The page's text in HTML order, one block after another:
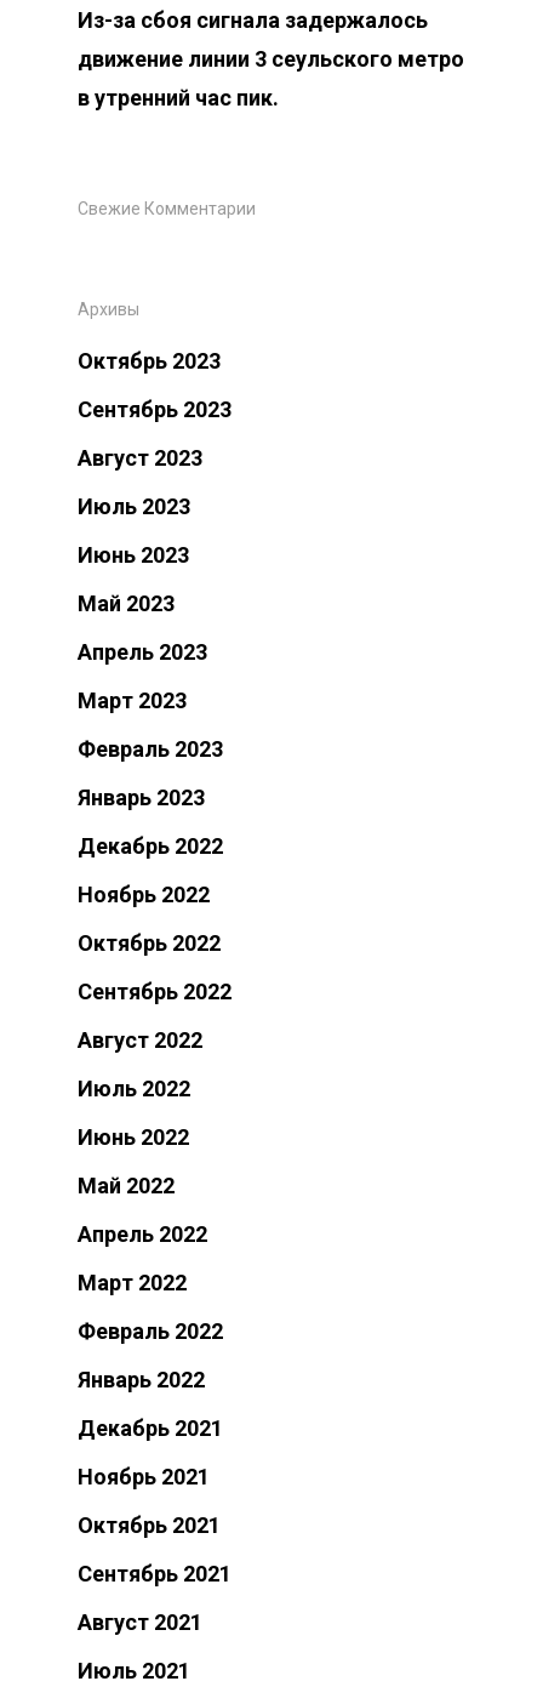
Из-за сбоя сигнала задержалось
движение линии 3 сеульского метро
в утренний час пик.
Свежие Комментарии
Архивы
Октябрь 2023
Сентябрь 2023
Август 2023
Июль 2023
Июнь 2023
Май 2023
Апрель 2023
Март 2023
Февраль 2023
Январь 2023
Декабрь 2022
Ноябрь 2022
Октябрь 2022
Сентябрь 2022
Август 2022
Июль 2022
Июнь 2022
Май 2022
Апрель 2022
Март 2022
Февраль 2022
Январь 2022
Декабрь 2021
Ноябрь 2021
Октябрь 2021
Сентябрь 2021
Август 2021
Июль 2021